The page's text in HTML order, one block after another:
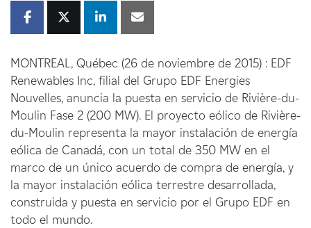
MONTREAL, Québec (26 de noviembre de 2015) : EDF
Renewables Inc, filial del Grupo EDF Energies
Nouvelles, anuncia la puesta en servicio de Rivière-du-
Moulin Fase 2 (200 MW). El proyecto eólico de Rivière-
du-Moulin representa la mayor instalación de energía
eólica de Canadá, con un total de 350 MW en el
marco de un único acuerdo de compra de energía, y
la mayor instalación eólica terrestre desarrollada,
construida y puesta en servicio por el Grupo EDF en
todo el mundo.